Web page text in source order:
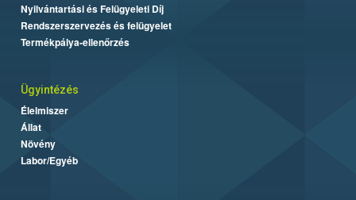
Nyilvántartási és Felügyeleti Díj
Rendszerszervezés és felügyelet
Termékpálya-ellenőrzés
Ügyintézés
Élelmiszer
Állat
Növény
Labor/Egyéb